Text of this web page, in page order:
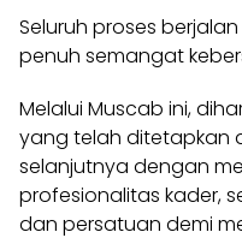
Seluruh proses
penuh semangat
Melalui Muscab ini,
yang telah ditetapkan
selanjutnya dengan
profesionalitas kader,
dan persatuan demi